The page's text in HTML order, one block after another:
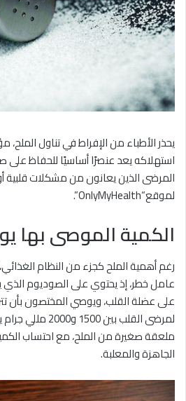
يحذر الأطباء من الإفراط في تناول
استهلاكه يعد عنصرًا أساسيًا للحفاظ
المرضى الذين يعانون من مشكلات قلبية
لموقع“OnlyMyHealth”.
الكمية الموصى بها
رغم أهمية الملح كجزء من النظام
عامل خطر، إذ يحتوي على الصوديوم
على عضلة القلب، ويوصي المختصون بأن
لمرضى القلب بين
ملعقة صغيرة من الملح، مع احتساب
الجاهزة والمعلبة.